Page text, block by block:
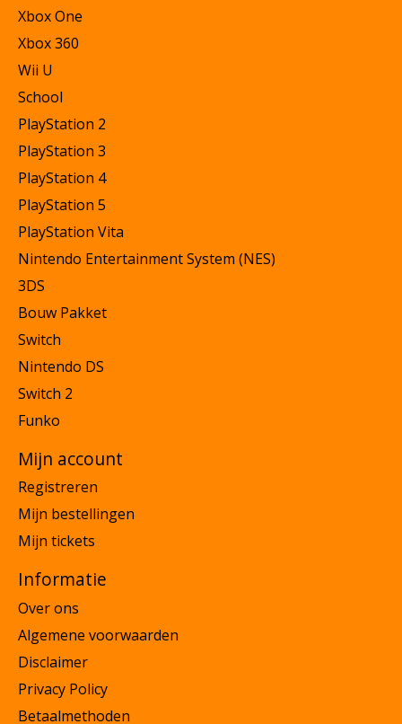
Xbox One
Xbox 360
Wii U
School
PlayStation 2
PlayStation 3
PlayStation 4
PlayStation 5
PlayStation Vita
Nintendo Entertainment System (NES)
3DS
Bouw Pakket
Switch
Nintendo DS
Switch 2
Funko
Mijn account
Registreren
Mijn bestellingen
Mijn tickets
Informatie
Over ons
Algemene voorwaarden
Disclaimer
Privacy Policy
Betaalmethoden